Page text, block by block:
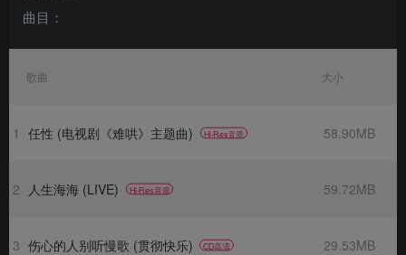
曲目：
歌曲 大小
1 任性 (电视剧《难哄》主题曲) Hi-Res音质 58.90MB
2 人生海海 (LIVE) Hi-Res音质 59.72MB
3 伤心的人别听慢歌 (贯彻快乐) CD高清 29.53MB